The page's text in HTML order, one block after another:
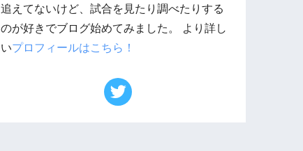
追えてないけど、試合を見たり調べたりする
のが好きでブログ始めてみました。 より詳し
いプロフィールはこちら！